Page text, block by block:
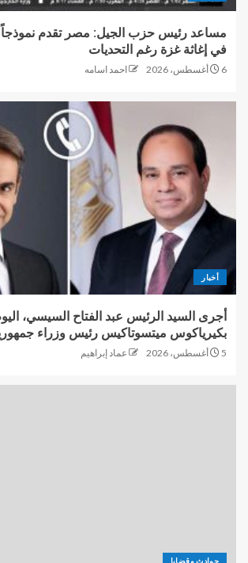
مساعد رئيس حزب الجيل: مصر تقدم نموذجاً
في إغاثة غزة رغم التحديات
6 أغسطس، 2026 احمد اسامه
أخبار
أجرى السيد الرئيس عبد الفتاح السيسي،
بكيرياكوس ميتسوتاكيس رئيس وزراء
5 أغسطس، 2026 عماد إبراهيم
حوادث وقضايا